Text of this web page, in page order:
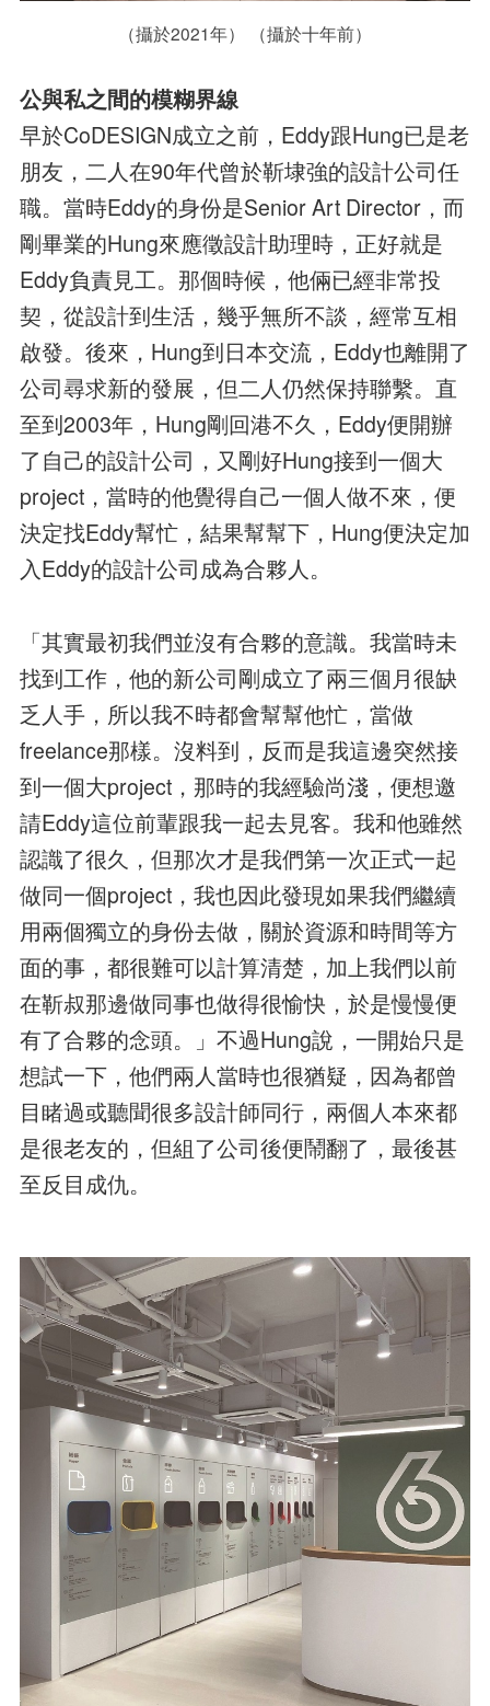
（攝於2021年） （攝於十年前）
公與私之間的模糊界線
早於CoDESIGN成立之前，Eddy跟Hung已是老
朋友，二人在90年代曾於靳埭強的設計公司任
職。當時Eddy的身份是Senior Art Director，而
剛畢業的Hung來應徵設計助理時，正好就是
Eddy負責見工。那個時候，他倆已經非常投
契，從設計到生活，幾乎無所不談，經常互相
啟發。後來，Hung到日本交流，Eddy也離開了
公司尋求新的發展，但二人仍然保持聯繫。直
至到2003年，Hung剛回港不久，Eddy便開辦
了自己的設計公司，又剛好Hung接到一個大
project，當時的他覺得自己一個人做不來，便
決定找Eddy幫忙，結果幫幫下，Hung便決定加
入Eddy的設計公司成為合夥人。
「其實最初我們並沒有合夥的意識。我當時未
找到工作，他的新公司剛成立了兩三個月很缺
乏人手，所以我不時都會幫幫他忙，當做
freelance那樣。沒料到，反而是我這邊突然接
到一個大project，那時的我經驗尚淺，便想邀
請Eddy這位前輩跟我一起去見客。我和他雖然
認識了很久，但那次才是我們第一次正式一起
做同一個project，我也因此發現如果我們繼續
用兩個獨立的身份去做，關於資源和時間等方
面的事，都很難可以計算清楚，加上我們以前
在靳叔那邊做同事也做得很愉快，於是慢慢便
有了合夥的念頭。」不過Hung說，一開始只是
想試一下，他們兩人當時也很猶疑，因為都曾
目睹過或聽聞很多設計師同行，兩個人本來都
是很老友的，但組了公司後便鬧翻了，最後甚
至反目成仇。